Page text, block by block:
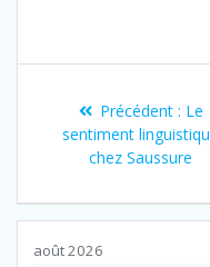
de
l’article
Précédent :
:
Le
sentiment
chez Saussure
août 2026